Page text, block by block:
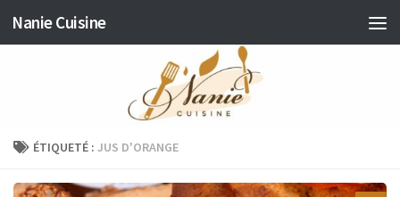
Skip to content
Nanie Cuisine
ÉTIQUETÉ : JUS D'ORANGE